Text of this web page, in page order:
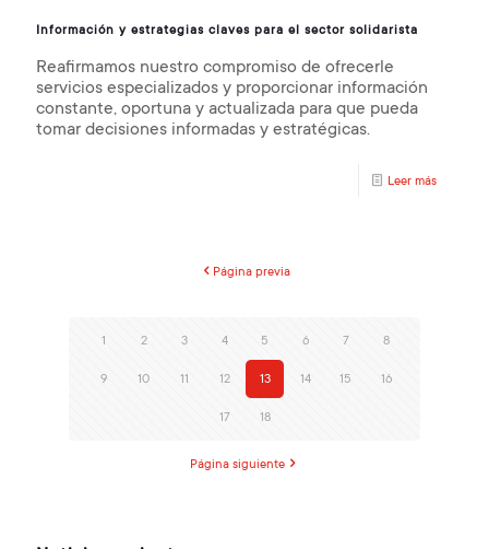
Información y estrategias claves para el sector solidarista
Reafirmamos nuestro compromiso de ofrecerle
servicios especializados y proporcionar información
constante, oportuna y actualizada para que pueda
tomar decisiones informadas y estratégicas.
Leer más
Página previa
1 2 3 4 5 6 7 8
9 10 11 12 13 14 15 16
17 18
Página siguiente